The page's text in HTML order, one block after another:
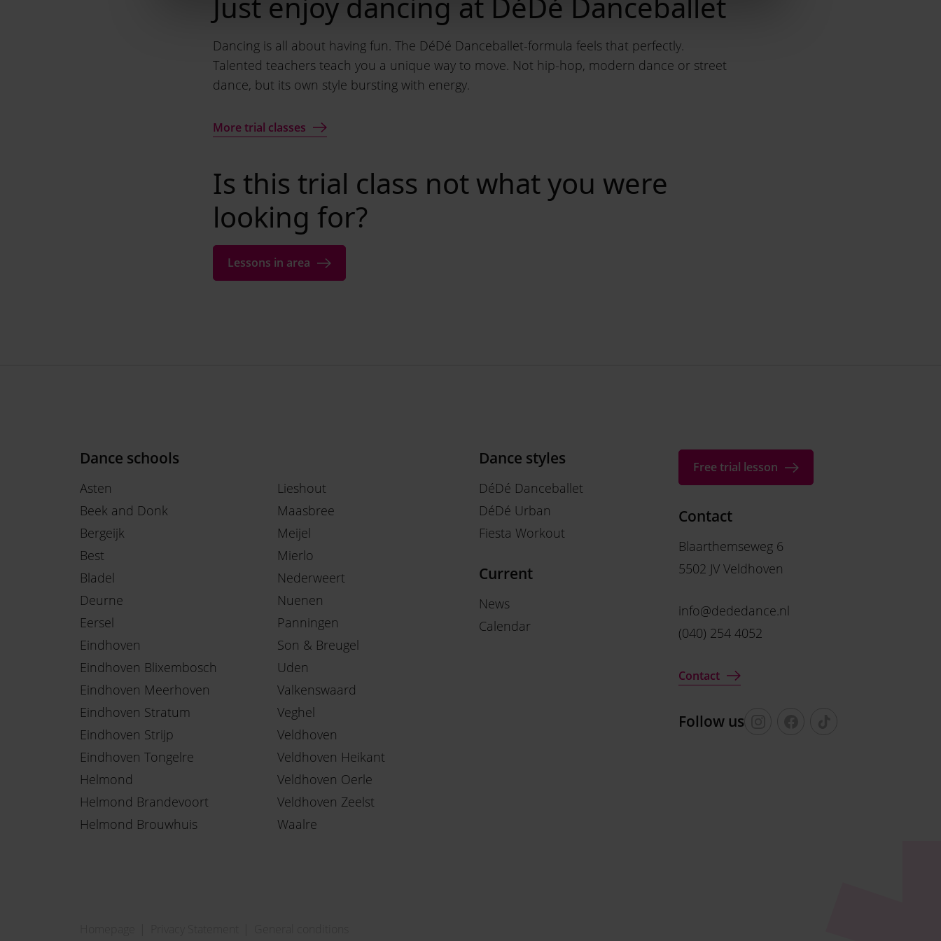
Dancing is all about having fun. The DéDé Danceballet-formula feels that perfectly.
Talented teachers teach you a unique way to move. Not hip-hop, modern dance or street
dance, but its own style bursting with energy.
More trial classes
Is this trial class not what you were
looking for?
Lessons in area
Dance schools
Asten
Beek and Donk
Bergeijk
Best
Bladel
Deurne
Eersel
Eindhoven
Eindhoven Blixembosch
Eindhoven Meerhoven
Eindhoven Stratum
Eindhoven Strijp
Eindhoven Tongelre
Helmond
Helmond Brandevoort
Helmond Brouwhuis
Lieshout
Maasbree
Meijel
Mierlo
Nederweert
Nuenen
Panningen
Son & Breugel
Uden
Valkenswaard
Veghel
Veldhoven
Veldhoven Heikant
Veldhoven Oerle
Veldhoven Zeelst
Waalre
Dance styles
DéDé Danceballet
DéDé Urban
Fiesta Workout
Current
News
Calendar
Free trial lesson
Contact
Blaarthemseweg 6
5502 JV Veldhoven
info@dededance.nl
(040) 254 4052
Contact
Follow us